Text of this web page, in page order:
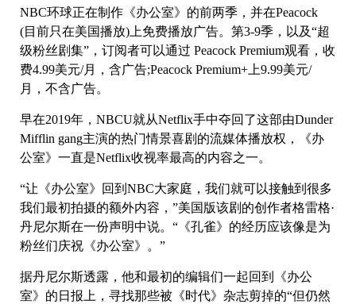
NBC环球正在制作《办公室》的前两季，并在Peacock
(目前只在美国播放)上免费播放广告。第3-9季，以及“超
级粉丝剧集”，订阅者可以通过 Peacock Premium观看，收
费4.99美元/月，含广告;Peacock Premium+上9.99美元/
月，不含广告。
早在2019年，NBCU就从Netflix手中夺回了这部由Dunder
Mifflin gang主演的热门情景喜剧的流媒体播放权，《办
公室》一直是Netflix收视率最高的内容之一。
“让《办公室》回到NBC大家庭，我们就可以接触到很多
我们最初拍摄的额外内容，”美国版该剧的创作者格雷格·
丹尼尔斯在一份声明中说。“《孔雀》的经历应该像是为
粉丝们庆祝《办公室》。”
据丹尼尔斯透露，他和最初的编辑们一起回到《办公
室》的日报上，寻找那些被《时代》杂志剪掉的“但仍然